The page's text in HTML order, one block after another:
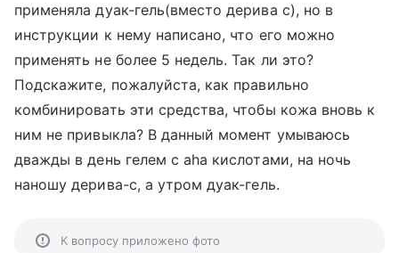
применяла дуак-гель(вместо дерива с), но в
инструкции к нему написано, что его можно
применять не более 5 недель. Так ли это?
Подскажите, пожалуйста, как правильно
комбинировать эти средства, чтобы кожа вновь к
ним не привыкла? В данный момент умываюсь
дважды в день гелем с aha кислотами, на ночь
наношу дерива-с, а утром дуак-гель.
К вопросу приложено фото